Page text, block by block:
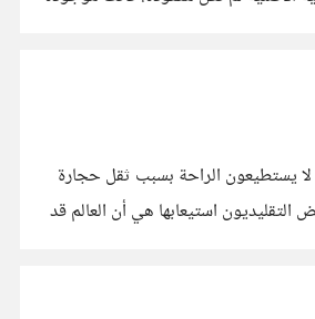
يستطيعون الراحة بسبب ثقل حجارة
استيعابها هي أن العالم قد